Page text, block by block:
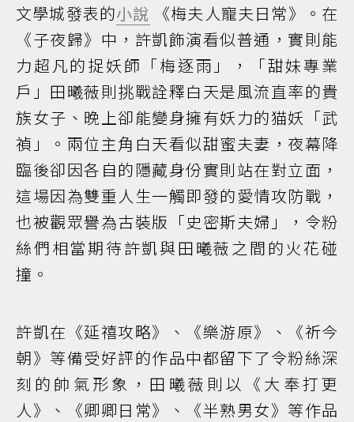
文學城發表的小說 《梅夫人寵夫日常》。在
《子夜歸》中，許凱飾演看似普通，實則能
力超凡的捉妖師「梅逐雨」，「甜妹專業
戶」田曦薇則挑戰詮釋白天是風流直率的貴
族女子、晚上卻能變身擁有妖力的猫妖「武
禎」。兩位主角白天看似甜蜜夫妻，夜幕降
臨後卻因各自的隱藏身份實則站在對立面，
這場因為雙重人生一觸即發的愛情攻防戰，
也被觀眾譽為古裝版「史密斯夫婦」，令粉
絲們相當期待許凱與田曦薇之間的火花碰
撞。
許凱在《延禧攻略》、《樂游原》、《祈今
朝》等備受好評的作品中都留下了令粉絲深
刻的帥氣形象，田曦薇則以《大奉打更
人》、《卿卿日常》、《半熟男女》等作品